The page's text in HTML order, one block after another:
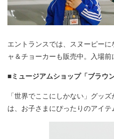
エントランスでは、スヌーピー
ャ＆チョーカーも販売中。入場前
■ミュージアムショップ「ブラウ
「世界でここにしかない」グッ
は、お子さまにぴったりのアイテ